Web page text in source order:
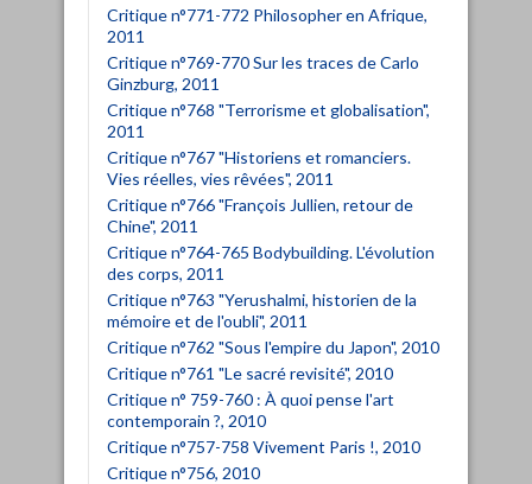
Critique n°771-772 Philosopher en Afrique,
2011
Critique n°769-770 Sur les traces de Carlo
Ginzburg, 2011
Critique n°768 "Terrorisme et globalisation",
2011
Critique n°767 "Historiens et romanciers.
Vies réelles, vies rêvées", 2011
Critique n°766 "François Jullien, retour de
Chine", 2011
Critique n°764-765 Bodybuilding. L'évolution
des corps, 2011
Critique n°763 "Yerushalmi, historien de la
mémoire et de l'oubli", 2011
Critique n°762 "Sous l'empire du Japon", 2010
Critique n°761 "Le sacré revisité", 2010
Critique n° 759-760 : À quoi pense l'art
contemporain ?, 2010
Critique n°757-758 Vivement Paris !, 2010
Critique n°756, 2010